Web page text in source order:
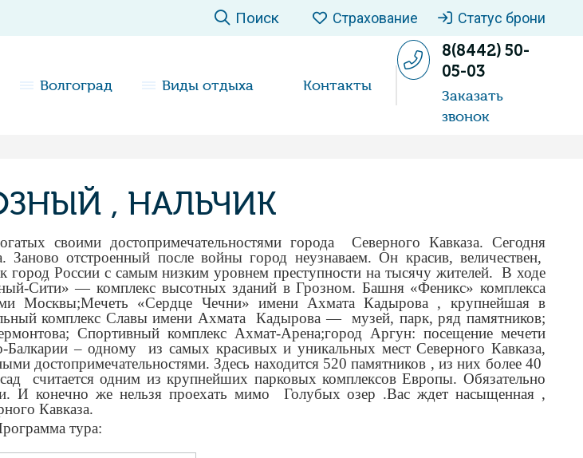
Поиск Страхование Статус брони
Волгоград Виды отдыха Контакты
8(8442) 50-
05-03
Заказать
звонок
, НАЛЬЧИК
своими достопримечательностями города Северного Кавказа. Сегодня
отстроенный после войны город неузнаваем. Он красив, величествен,
России с самым низким уровнем преступности на тысячу жителей. В ходе
Си́ти» — комплекс высотных зданий в Грозном. Башня «Феникс» комплекса
Москвы;Мечеть «Сердце Чечни» имени Ахмата Кадырова , крупнейшая в
комплекс Славы имени Ахмата Кадырова — музей, парк, ряд памятников;
Спортивный комплекс Ахмат-Арена;город Аргун: посещение мечети
– одному из самых красивых и уникальных мест Северного Кавказа,
достопримечательностями. Здесь находится 520 памятников , из них более 40
считается одним из крупнейших парковых комплексов Европы. Обязательно
И конечно же нельзя проехать мимо Голубых озер .Вас ждет насыщенная ,
Кавказа.
тура: